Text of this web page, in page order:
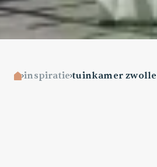
inspiratietuinkamer zwolle